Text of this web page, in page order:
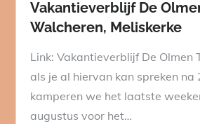
Vakantieverblijf De
Walcheren, Meliskerke
Link: Vakantieverblijf De Olmen
als je al hiervan kan spreken na
kamperen we het laatste
augustus voor het…